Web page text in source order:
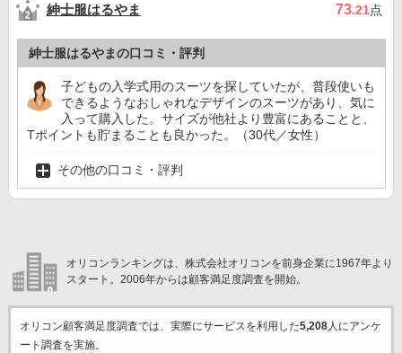
紳士服はるやま 73.21点
紳士服はるやまの口コミ・評判
子どもの入学式用のスーツを探していたが、普段使いも
できるようなおしゃれなデザインのスーツがあり、気に
入って購入した。サイズが他社より豊富にあることと、
Tポイントも貯まることも良かった。（30代／女性）
その他の口コミ・評判
オリコンランキングは、株式会社オリコンを前身企業に1967年より
スタート。2006年からは顧客満足度調査を開始。
オリコン顧客満足度調査では、実際にサービスを利用した5,208人にアンケ
ート調査を実施。